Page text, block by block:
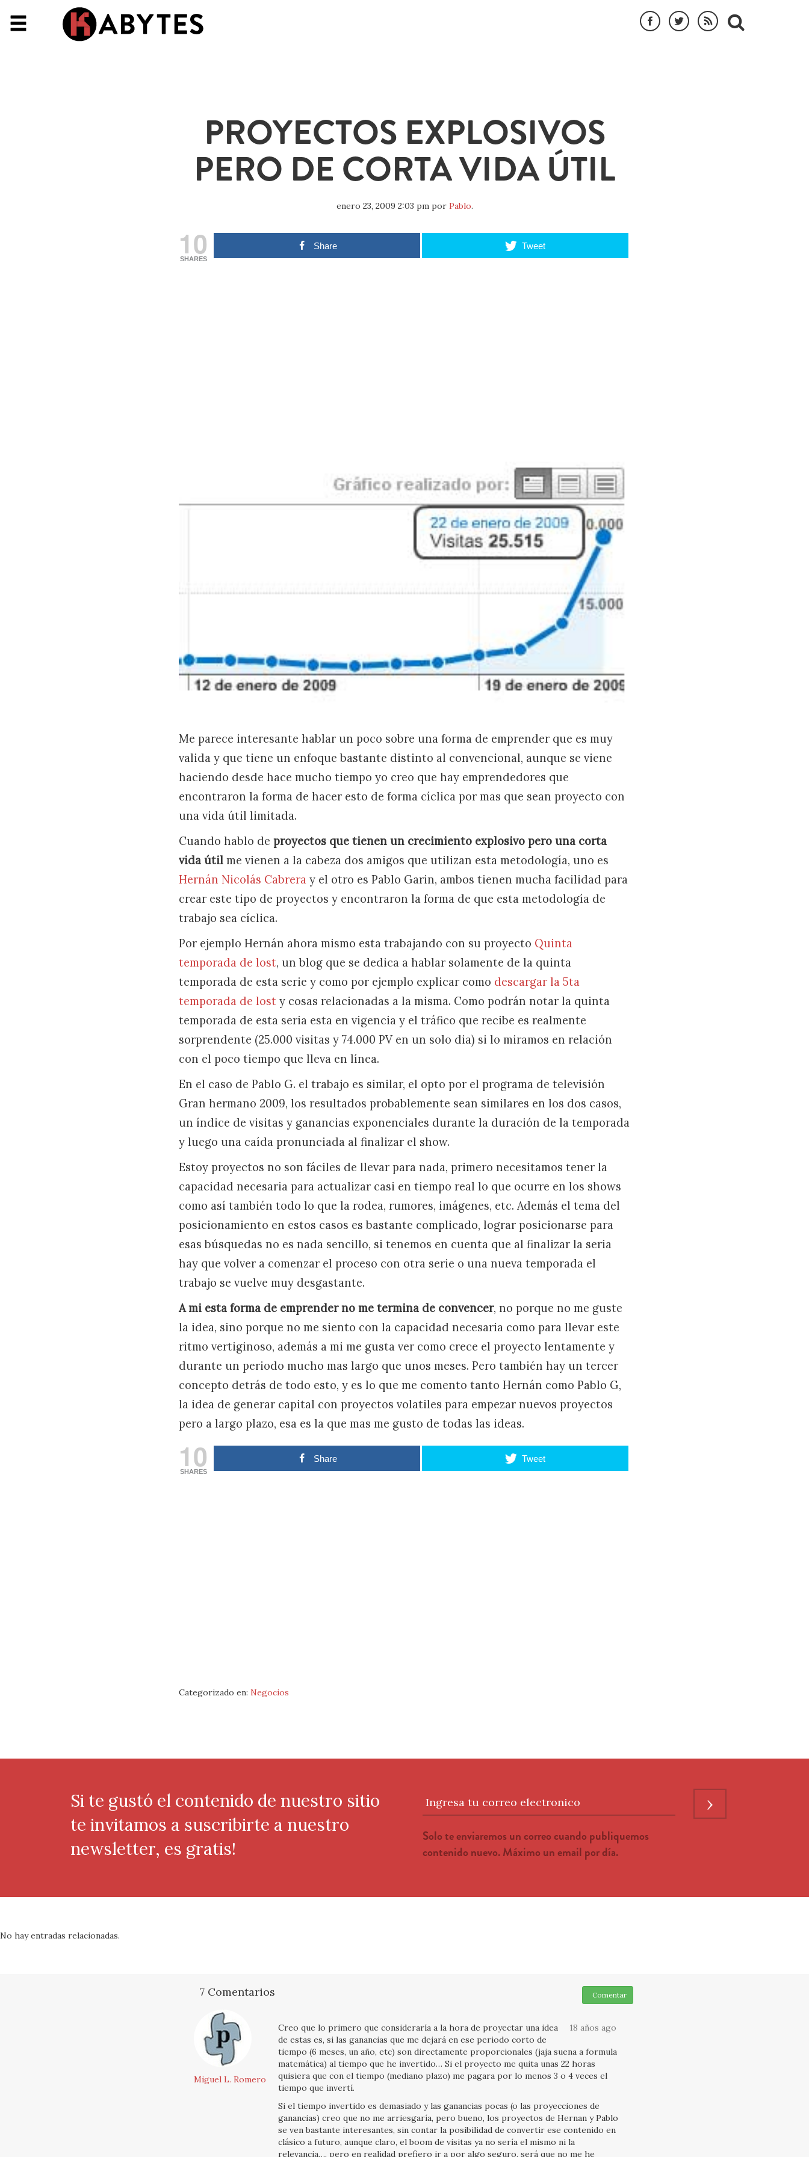
PROYECTOS EXPLOSIVOS
PERO DE CORTA VIDA ÚTIL
enero 23, 2009 2:03 pmpor Pablo.
10
SHARES
Share Tweet
Me parece interesante hablar un poco sobre una forma de emprender que es muy
valida y que tiene un enfoque bastante distinto al convencional, aunque se viene
haciendo desde hace mucho tiempo yo creo que hay emprendedores que
encontraron la forma de hacer esto de forma cíclica por mas que sean proyecto con
una vida útil limitada.
Cuando hablo de proyectos que tienen un crecimiento explosivo pero una corta
vida útil me vienen a la cabeza dos amigos que utilizan esta metodología, uno es
Hernán Nicolás Cabrera y el otro es Pablo Garin, ambos tienen mucha facilidad para
crear este tipo de proyectos y encontraron la forma de que esta metodología de
trabajo sea cíclica.
Por ejemplo Hernán ahora mismo esta trabajando con su proyecto Quinta
temporada de lost, un blog que se dedica a hablar solamente de la quinta
temporada de esta serie y como por ejemplo explicar como descargar la 5ta
temporada de lost y cosas relacionadas a la misma. Como podrán notar la quinta
temporada de esta seria esta en vigencia y el tráfico que recibe es realmente
sorprendente (25.000 visitas y 74.000 PV en un solo dia) si lo miramos en relación
con el poco tiempo que lleva en línea.
En el caso de Pablo G. el trabajo es similar, el opto por el programa de televisión
Gran hermano 2009, los resultados probablemente sean similares en los dos casos,
un índice de visitas y ganancias exponenciales durante la duración de la temporada
y luego una caída pronunciada al finalizar el show.
Estoy proyectos no son fáciles de llevar para nada, primero necesitamos tener la
capacidad necesaria para actualizar casi en tiempo real lo que ocurre en los shows
como así también todo lo que la rodea, rumores, imágenes, etc. Además el tema del
posicionamiento en estos casos es bastante complicado, lograr posicionarse para
esas búsquedas no es nada sencillo, si tenemos en cuenta que al finalizar la seria
hay que volver a comenzar el proceso con otra serie o una nueva temporada el
trabajo se vuelve muy desgastante.
A mi esta forma de emprender no me termina de convencer, no porque no me guste
la idea, sino porque no me siento con la capacidad necesaria como para llevar este
ritmo vertiginoso, además a mi me gusta ver como crece el proyecto lentamente y
durante un periodo mucho mas largo que unos meses. Pero también hay un tercer
concepto detrás de todo esto, y es lo que me comento tanto Hernán como Pablo G,
la idea de generar capital con proyectos volatiles para empezar nuevos proyectos
pero a largo plazo, esa es la que mas me gusto de todas las ideas.
10
SHARES
Share Tweet
Categorizado en: Negocios
Si te gustó el contenido de nuestro sitio
te invitamos a suscribirte a nuestro
newsletter, es gratis!
Ingresa tu correo electronico
Solo te enviaremos un correo cuando publiquemos
contenido nuevo. Máximo un email por día.
›
No hay entradas relacionadas.
7 Comentarios Comentar
Miguel L. Romero
18 años ago
Creo que lo primero que consideraría a la hora de proyectar una idea
de estas es, si las ganancias que me dejará en ese periodo corto de
tiempo (6 meses, un año, etc) son directamente proporcionales (jaja suena a formula
matemática) al tiempo que he invertido… Si el proyecto me quita unas 22 horas
quisiera que con el tiempo (mediano plazo) me pagara por lo menos 3 o 4 veces el
tiempo que invertí.
Si el tiempo invertido es demasiado y las ganancias pocas (o las proyecciones de
ganancias) creo que no me arriesgaría, pero bueno, los proyectos de Hernan y Pablo
se ven bastante interesantes, sin contar la posibilidad de convertir ese contenido en
clásico a futuro, aunque claro, el boom de visitas ya no sería el mismo ni la
relevancia…, pero en realidad prefiero ir a por algo seguro, será que no me he